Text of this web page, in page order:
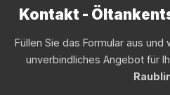
Kontakt -
Füllen Sie das Formular aus
unverbindliches Angebot für